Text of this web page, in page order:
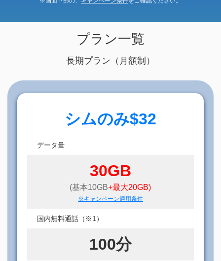
プラン一覧
長期プラン（月額制）
シムのみ$32
データ量
30GB
(基本10GB+最大20GB)
※キャンペーン適用条件
国内無料通話（※1）
100分